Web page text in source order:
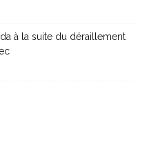
à la suite du déraillement